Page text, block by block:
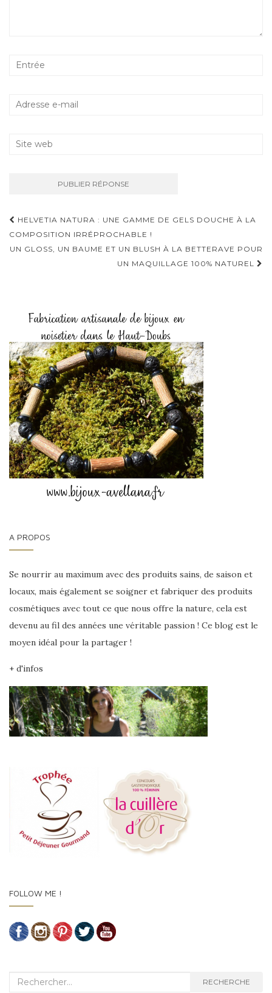
Navigation D'article
HELVETIA NATURA : UNE GAMME DE GELS DOUCHE À LA
COMPOSITION IRRÉPROCHABLE !
UN GLOSS, UN BAUME ET UN BLUSH À LA BETTERAVE POUR
UN MAQUILLAGE 100% NATUREL
A PROPOS
Se nourrir au maximum avec des produits sains, de saison et
locaux, mais également se soigner et fabriquer des produits
cosmétiques avec tout ce que nous offre la nature, cela est
devenu au fil des années une véritable passion ! Ce blog est le
moyen idéal pour la partager !
+ d'infos
FOLLOW ME !
Recherche : RECHERCHE